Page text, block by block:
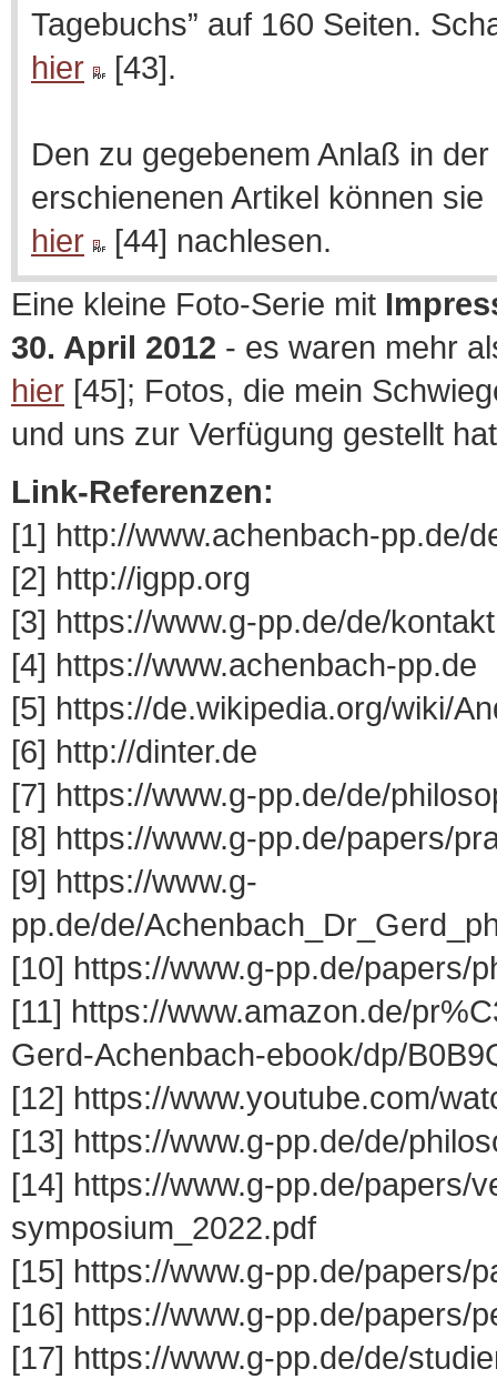
Tagebuchs” auf 160 Seiten.
hier
[43].
Den zu gegebenem Anlaß in
erschienenen Artikel können sie
hier
[44] nachlesen.
Eine kleine Foto-Serie mit
30. April 2012 - es waren mehr
hier [45]; Fotos, die mein
und uns zur Verfügung gestellt
Link-Referenzen:
[1] http://www.achenbach-pp.de/
[2] http://igpp.org
[3] https://www.g-pp.de/de/
[4] https://www.achenbach-pp.de
[5] https://de.wikipedia.org/wiki/
[6] http://dinter.de
[7] https://www.g-pp.de/de/
[8] https://www.g-pp.de/papers/
[9] https://www.g-
pp.de/de/
[10] https://www.g-pp.de/papers/
[11] https://www.amazon.de/
Gerd-Achenbach-ebook/dp/
[12] https://www.youtube.com/
[13] https://www.g-pp.de/de/
[14] https://www.g-pp.de/papers/
symposium_2022.pdf
[15] https://www.g-pp.de/papers/
[16] https://www.g-pp.de/papers/
[17] https://www.g-pp.de/de/